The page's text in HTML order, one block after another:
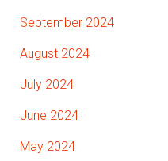
September 2024
August 2024
July 2024
June 2024
May 2024